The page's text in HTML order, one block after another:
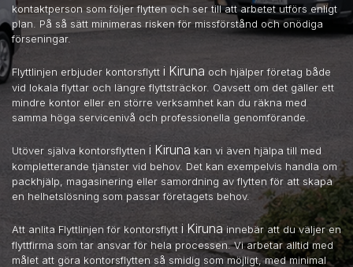
kontaktperson som följer flytten och ser till att arbetet utförs enligt
plan. På så sätt minimeras risken för missförstånd och onödiga
förseningar.
Flyttlinjen erbjuder kontorsflytt i Kiruna och hjälper företag både
vid lokala flyttar och längre flyttsträckor. Oavsett om det gäller ett
mindre kontor eller en större verksamhet kan du räkna med
samma höga servicenivå och professionella genomförande.
Utöver själva kontorsflytten i Kiruna kan vi även hjälpa till med
kompletterande tjänster vid behov. Det kan exempelvis handla om
packhjälp, magasinering eller samordning av flytten för att skapa
en helhetslösning som passar företagets behov.
Att anlita Flyttlinjen för kontorsflytt i Kirunainnebär att du väljer en
flyttfirma som tar ansvar för hela processen. Vi arbetar alltid med
målet att göra kontorsflytten så smidig som möjligt, med minimal